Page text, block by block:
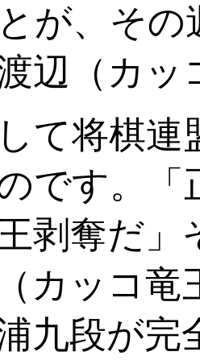
が、そ
辺（カッ
て将棋
です。
剥奪だ
カッコ
九段が